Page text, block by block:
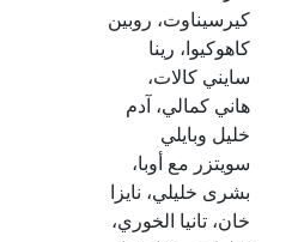
كيرسيناوت، روبين
كاهوكيوا، رينا
سايني كالات،
هاني كمالي، آدم
خليل وبايلي
سويتزر مع أوبا،
بشرى خليلي، نايزا
خان، تانيا الخوري،